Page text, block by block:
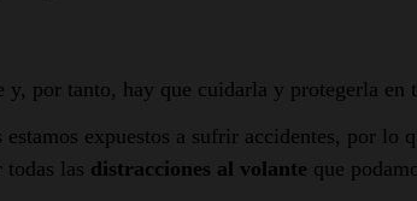
por tanto, hay que cuidarla y protegerla en
expuestos a sufrir accidentes, por lo
las distracciones al volante que